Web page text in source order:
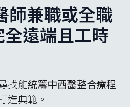
師兼職或全職
遠端且工時
找能統籌中西醫整合療程
造典範。